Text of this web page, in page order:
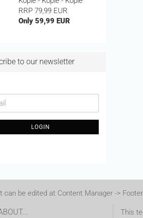
RRP 79,99 EUR
Only 59,99 EUR
to our newsletter
LOGIN
can be edited at Content Manager ->
This